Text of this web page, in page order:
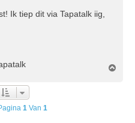
Ik tiep dit via Tapatalk iig,
1 Van 1